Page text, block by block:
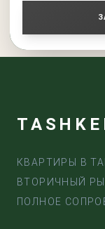
КВАРТИРЫ В
ВТОРИЧНЫЙ
ПОЛНОЕ